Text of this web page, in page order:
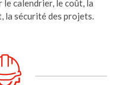
calendrier, le coût, la
la sécurité des projets.